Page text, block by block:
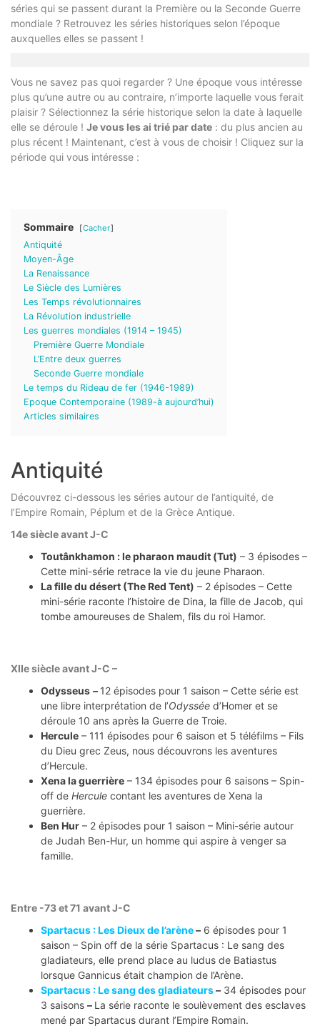
séries qui se passent durant la Première ou la Seconde Guerre
mondiale ? Retrouvez les séries historiques selon l’époque
auxquelles elles se passent !
Vous ne savez pas quoi regarder ? Une époque vous intéresse
plus qu’une autre ou au contraire, n’importe laquelle vous ferait
plaisir ? Sélectionnez la série historique selon la date à laquelle
elle se déroule ! Je vous les ai trié par date : du plus ancien au
plus récent ! Maintenant, c’est à vous de choisir ! Cliquez sur la
période qui vous intéresse :
Sommaire Cacher
Antiquité
Moyen-Âge
La Renaissance
Le Siècle des Lumières
Les Temps révolutionnaires
La Révolution industrielle
Les guerres mondiales (1914 – 1945)
Première Guerre Mondiale
L’Entre deux guerres
Seconde Guerre mondiale
Le temps du Rideau de fer (1946-1989)
Epoque Contemporaine (1989-à aujourd’hui)
Articles similaires
Antiquité
Découvrez ci-dessous les séries autour de l’antiquité, de
l’Empire Romain, Péplum et de la Grèce Antique.
14e siècle avant J-C
Toutânkhamon : le pharaon maudit (Tut) – 3 épisodes –
Cette mini-série retrace la vie du jeune Pharaon.
La fille du désert (The Red Tent) – 2 épisodes – Cette
mini-série raconte l’histoire de Dina, la fille de Jacob, qui
tombe amoureuses de Shalem, fils du roi Hamor.
XIIe siècle avant J-C –
Odysseus – 12 épisodes pour 1 saison – Cette série est
une libre interprétation de l’Odyssée d’Homer et se
déroule 10 ans après la Guerre de Troie.
Hercule – 111 épisodes pour 6 saison et 5 téléfilms – Fils
du Dieu grec Zeus, nous découvrons les aventures
d’Hercule.
Xena la guerrière – 134 épisodes pour 6 saisons – Spin-
off de Hercule contant les aventures de Xena la
guerrière.
Ben Hur – 2 épisodes pour 1 saison – Mini-série autour
de Judah Ben-Hur, un homme qui aspire à venger sa
famille.
Entre -73 et 71 avant J-C
Spartacus : Les Dieux de l’arène– 6 épisodes pour 1
saison – Spin off de la série Spartacus : Le sang des
gladiateurs, elle prend place au ludus de Batiastus
lorsque Gannicus était champion de l’Arène.
Spartacus : Le sang des gladiateurs– 34 épisodes pour
3 saisons – La série raconte le soulèvement des esclaves
mené par Spartacus durant l’Empire Romain.